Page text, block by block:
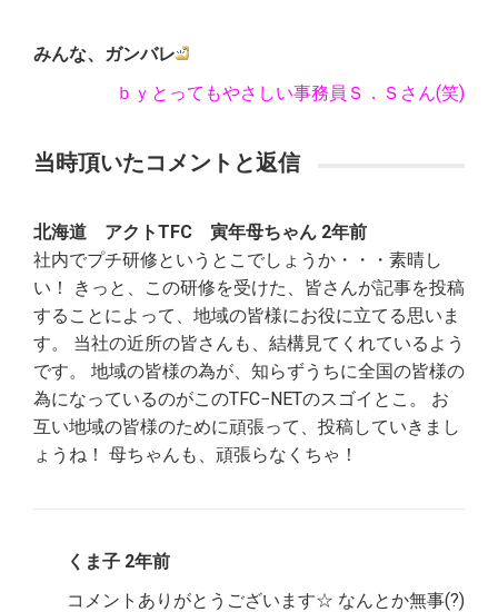
みんな、ガンバレ
ｂｙとってもやさしい事務員Ｓ．Ｓさん(笑)
当時頂いたコメントと返信
北海道 アクトTFC 寅年母ちゃん 2年前
社内でプチ研修というとこでしょうか・・・素晴し
い！ きっと、この研修を受けた、皆さんが記事を投稿
することによって、地域の皆様にお役に立てる思いま
す。 当社の近所の皆さんも、結構見てくれているよう
です。 地域の皆様の為が、知らずうちに全国の皆様の
為になっているのがこのTFC−NETのスゴイとこ。 お
互い地域の皆様のために頑張って、投稿していきまし
ょうね！ 母ちゃんも、頑張らなくちゃ！
くま子 2年前
コメントありがとうございます☆ なんとか無事(?)